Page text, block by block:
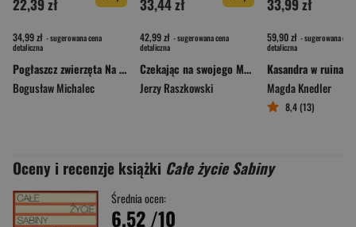
22,39 zł
34,99 zł - sugerowana cena
detaliczna
Pogłaszcz zwierzęta Na łące. Książeczka sensoryczna z brokatem
Bogusław Michalec
33,44 zł
42,99 zł - sugerowana cena
detaliczna
Czekając na swojego Mojżesza
Jerzy Raszkowski
33,99 zł
59,90 zł - sugerowana cena
detaliczna
Magda Knedler
8,4 (13)
Oceny i recenzje książki Całe życie Sabiny
Średnia ocen:
6.52/10